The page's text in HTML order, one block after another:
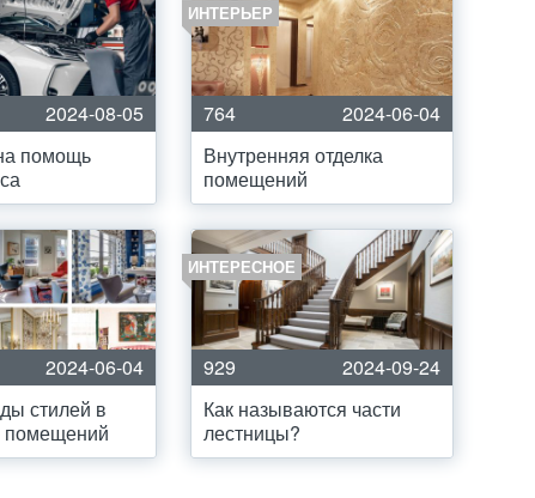
2024-08-05
помощь
ИНТЕРЬЕР
764
2024-06-04
Внутренняя отделка
помещений
2024-06-04
стилей в
помещений
ИНТЕРЕСНОЕ
929
2024-09-24
Как называются части
лестницы?